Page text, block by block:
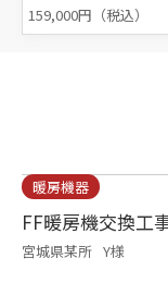
159,000円（税込）
暖房機器
FF暖房機交換工
宮城県某所 Y様